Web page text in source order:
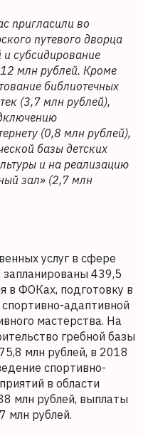
пригласили во
путевого дворца
субсидирование
млн рублей. Кроме
библиотечных
(3,7 млн рублей),
(0,8 млн рублей),
базы детских
и на реализацию
зал» (2,7 млн
услуг в сфере
запланированы 439,5
в ФОКах, подготовку в
адаптивной
мастерства. На
гребной базы
млн рублей, в 2018
спортивно-
в области
млн рублей, выплаты
млн рублей.